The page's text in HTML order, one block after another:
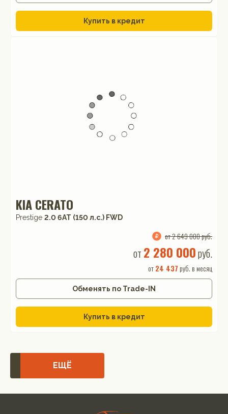
Купить в кредит
KIA CERATO
Prestige 2.0 6AT (150 л.с.) FWD
от 2 649 000 руб.
от 2 280 000руб.
от24 437 руб. в месяц
Обменять по Trade-IN
Купить в кредит
ЕЩЁ